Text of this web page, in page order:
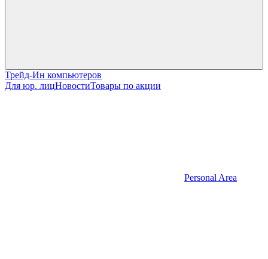
Трейд-Ин компьютеров
Для юр. лицНовостиТовары по акции
Personal Area